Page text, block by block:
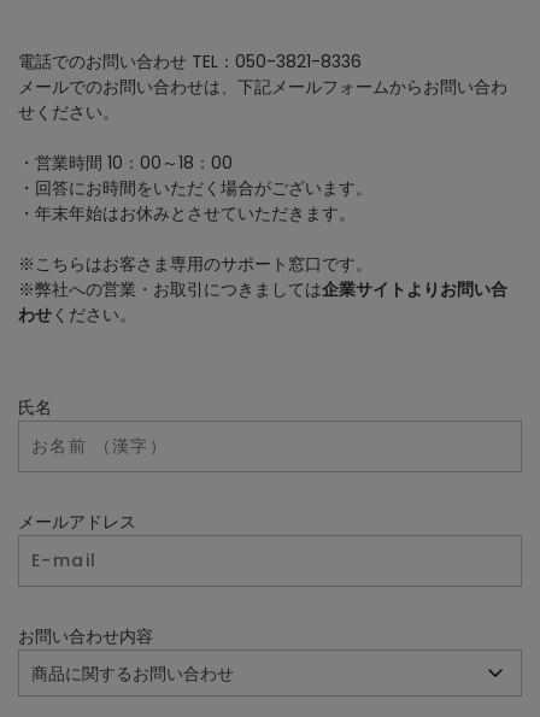
電話でのお問い合わせ TEL：050-3821-8336
メールでのお問い合わせは、下記メールフォームからお問い合わ
せください。
・営業時間 10：00～18：00
・回答にお時間をいただく場合がございます。
・年末年始はお休みとさせていただきます。
※こちらはお客さま専用のサポート窓口です。
※弊社への営業・お取引につきましては企業サイトよりお問い合
わせください。
氏名
メールアドレス
お問い合わせ内容